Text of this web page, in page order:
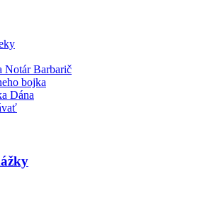
Notár Barbarič
bojka
Dána